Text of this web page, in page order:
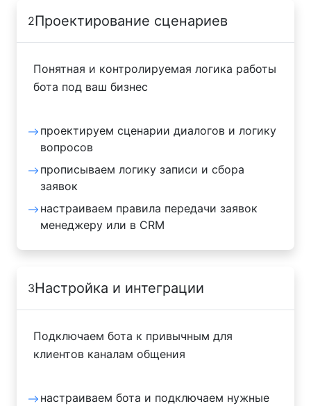
2Проектирование сценариев
Понятная и контролируемая логика работы
бота под ваш бизнес
проектируем сценарии диалогов и логику
вопросов
прописываем логику записи и сбора
заявок
настраиваем правила передачи заявок
менеджеру или в CRM
3Настройка и интеграции
Подключаем бота к привычным для
клиентов каналам общения
настраиваем бота и подключаем нужные